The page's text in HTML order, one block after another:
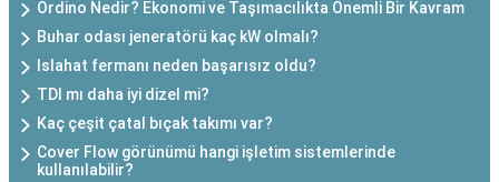
Ordino Nedir? Ekonomi ve Taşımacılıkta Önemli Bir Kavram
Buhar odası jeneratörü kaç kW olmalı?
Islahat fermanı neden başarısız oldu?
TDI mı daha iyi dizel mi?
Kaç çeşit çatal bıçak takımı var?
Cover Flow görünümü hangi işletim sistemlerinde
kullanılabilir?